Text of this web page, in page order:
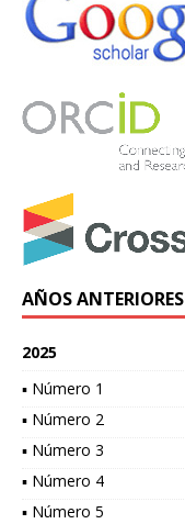
AÑOS ANTERIORES
2025
▪ Número 1
▪ Número 2
▪ Número 3
▪ Número 4
▪ Número 5